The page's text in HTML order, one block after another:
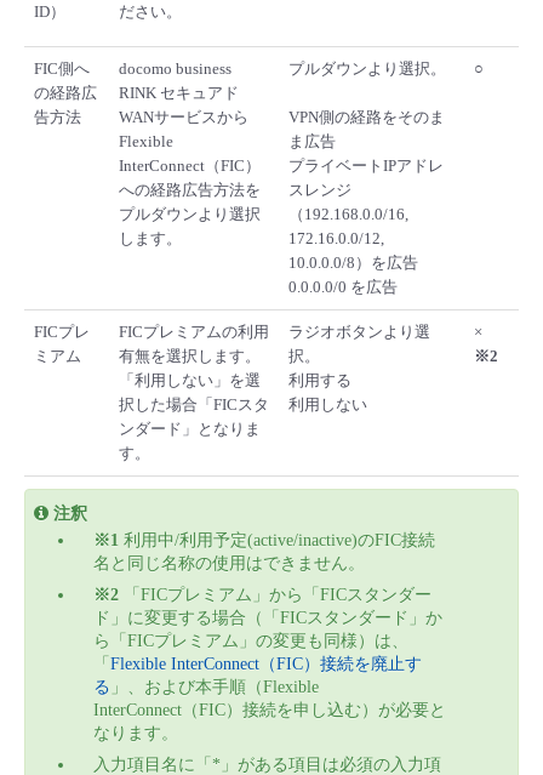
ID）
ださい。
FIC側へ
の経路広
告方法
docomo business
RINK セキュアド
WANサービスから
Flexible
InterConnect（FIC）
への経路広告方法を
プルダウンより選択
します。
プルダウンより選択。
VPN側の経路をそのま
ま広告
プライベートIPアドレ
スレンジ
（192.168.0.0/16,
172.16.0.0/12,
10.0.0.0/8）を広告
0.0.0.0/0 を広告
○
FICプレ
ミアム
FICプレミアムの利用
有無を選択します。
「利用しない」を選
択した場合「FICスタ
ンダード」となりま
す。
ラジオボタンより選
択。
利用する
利用しない
×
※2
注釈
※1 利用中/利用予定(active/inactive)のFIC接続
名と同じ名称の使用はできません。
※2 「FICプレミアム」から「FICスタンダー
ド」に変更する場合（「FICスタンダード」か
ら「FICプレミアム」の変更も同様）は、
「 Flexible InterConnect（FIC）接続を廃止す
る 」、および本手順（Flexible
InterConnect（FIC）接続を申し込む）が必要と
なります。
入力項目名に「*」がある項目は必須の入力項